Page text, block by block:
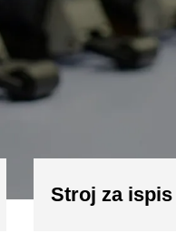
Stroj za